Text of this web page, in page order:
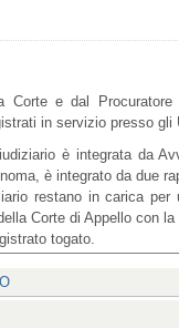
Corte e dal
in servizio presso gli
è integrata da
è integrato da due
restano in carica
Corte di Appello con
togato.